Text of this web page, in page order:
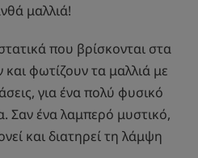
μαλλιά!
που βρίσκονται στα
φωτίζουν τα μαλλιά με
για ένα πολύ φυσικό
Σαν ένα λαμπερό μυστικό,
και διατηρεί τη λάμψη